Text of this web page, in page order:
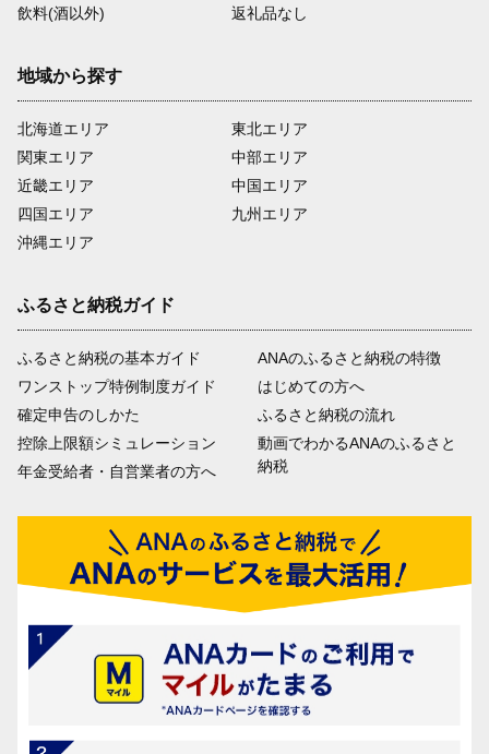
飲料(酒以外)
返礼品なし
地域から探す
北海道エリア
関東エリア
近畿エリア
四国エリア
沖縄エリア
東北エリア
中部エリア
中国エリア
九州エリア
ふるさと納税ガイド
ふるさと納税の基本ガイド
ワンストップ特例制度ガイド
確定申告のしかた
控除上限額シミュレーション
年金受給者・自営業者の方へ
ANAのふるさと納税の特徴
はじめての方へ
ふるさと納税の流れ
動画でわかるANAのふるさと
納税